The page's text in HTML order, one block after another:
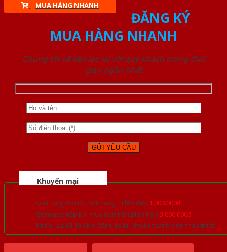
MUA HÀNG NHANH
ĐĂNG KÝ
MUA HÀNG NHANH
Chúng tôi sẽ liên lạc lại với quý khách trong thời
gian ngắn nhất
Khuyến mại
Quà tặng đồ nội thất trang trí lên đến 1.000.000đ
Giảm trực tiếp khi mua đơn hàng lớn hơn 3.000.000đ
Nhiều ưu đãi lớn khi đăng ký tài khoản thành viên thân thiết